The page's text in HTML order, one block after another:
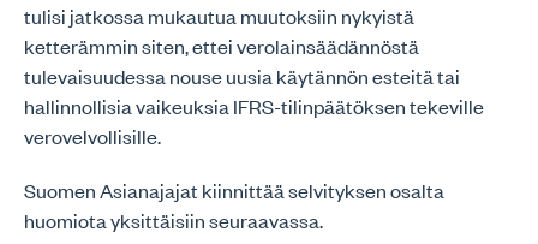
tulisi jatkossa mukautua muutoksiin nykyistä
ketterämmin siten, ettei verolainsäädännöstä
tulevaisuudessa nouse uusia käytännön esteitä tai
hallinnollisia vaikeuksia IFRS-tilinpäätöksen tekeville
verovelvollisille.
Suomen Asianajajat kiinnittää selvityksen osalta
huomiota yksittäisiin seuraavassa.